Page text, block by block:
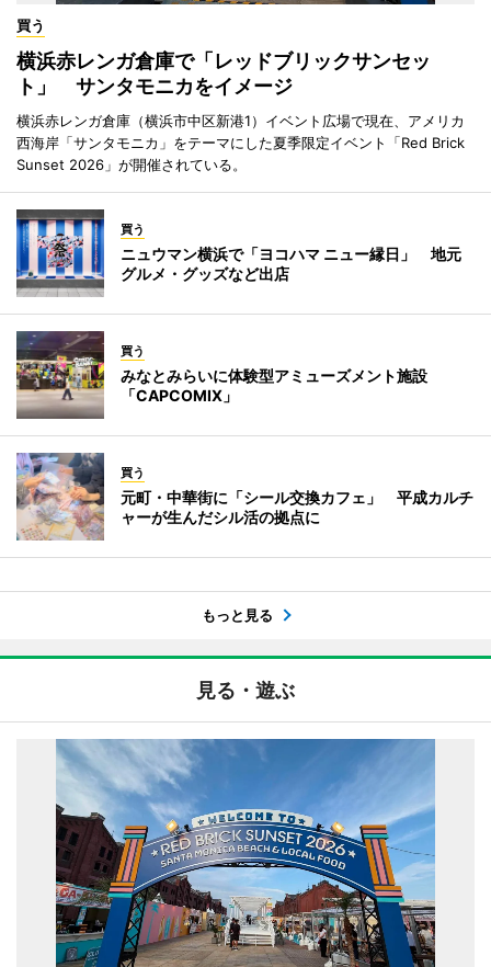
買う
横浜赤レンガ倉庫で「レッドブリックサンセッ
ト」 サンタモニカをイメージ
横浜赤レンガ倉庫（横浜市中区新港1）イベント広場で現在、アメリカ
西海岸「サンタモニカ」をテーマにした夏季限定イベント「Red Brick
Sunset 2026」が開催されている。
買う
ニュウマン横浜で「ヨコハマ ニュー縁日」 地元
グルメ・グッズなど出店
買う
みなとみらいに体験型アミューズメント施設
「CAPCOMIX」
買う
元町・中華街に「シール交換カフェ」 平成カルチ
ャーが生んだシル活の拠点に
もっと見る
見る・遊ぶ